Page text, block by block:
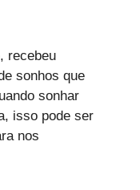
recebeu
sonhos que
sonhar
isso pode ser
nos